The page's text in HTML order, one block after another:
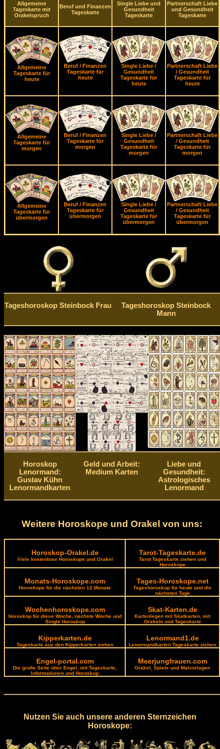
Allgemeine
Tageskarte mit
Orakelspruch
Beruf und Finanzen
Tageskarte
Single Liebe und
Gesundheit
Tageskarte
Partnerschaft Liebe
und Gesundheit
Tageskarte
Allgemeine
Tageskarte für
heute
Beruf / Finanzen
Tageskarte für
heute
Single Liebe /
Gesundheit
Tageskarte für
heute
Partnerschaft Liebe
/ Gesundheit
Tageskarte für
heute
Allgemeine
Tageskarte für
morgen
Beruf / Finanzen
Tageskarte für
morgen
Single Liebe /
Gesundheit
Tageskarte für
morgen
Partnerschaft Liebe
/ Gesundheit
Tageskarte für
morgen
Allgemeine
Tageskarte für
übermorgen
Beruf / Finanzen
Tageskarte für
übermorgen
Single Liebe /
Gesundheit
Tageskarte für
übermorgen
Partnerschaft Liebe
/ Gesundheit
Tageskarte für
übermorgen
Tageshoroskop Steinbock Frau
Tageshoroskop Steinbock
Mann
Horoskop
Lenormand:
Gustav Kühn
Lenormandkarten
Geld und Arbeit:
Medium Karten
Liebe und
Gesundheit:
Astrologisches
Lenormand
Weitere Horoskope und Orakel von uns:
Horoskop-Orakel.de
Viele kostenlose Horoskope und Orakel
Tarot-Tageskarte.de
Tarot Tageskarte ziehen und
Horoskope
Monats-Horoskope.com
Horoskope für die nächsten 12 Monate
Tages-Horoskope.net
Tageshoroskop für heute und die
nächsten Tage
Wochenhoroskope.com
Horoskop für diese Woche, nächste Woche und
Single Horoskop
Skat-Karten.de
Kartenlegen mit Skatkarten, mit
Orakeln und Tageskarte
Kipperkarten.de
Tageskarte aus den Kipperkarten ziehen
Lenormand1.de
Lenormandkarten Tageskarte ziehen
Engel-portal.com
Die große Seite über Engel, mit Tageskarte,
Informationen und Horoskop
Meerjungfrauen.com
Orakel, Spiele und Malvorlagen
Nutzen Sie auch unsere anderen Sternzeichen
Horoskope: